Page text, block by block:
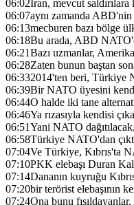
06:02İran, mevcut
06:07aynı zamanda
06:13mecburen bazı bölge
06:18Bu arada, ABD
06:21Bazı uzmanlar,
06:28Zaten bunun baştan
06:332014'ten beri, Türkiye
06:39Bir NATO üyesini kendi
06:44O halde iki tane
06:46Ya rızasıyla kendisi
06:51Yani NATO
06:58Türkiye NATO'dan
07:04Ve Türkiye, Kıbrıs'ta
07:10PKK elebaşı Duran
07:14Dananın kuyruğu
07:20bir terörist elebaşının
07:24Ona bunu